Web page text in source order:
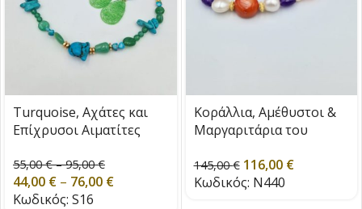
Turquoise, Αχάτες και
Επίχρυσοι Αιματίτες
55,00€ – 95,00€
44,00 € – 76,00 €
Κωδικός: S16
Κοράλλια, Αμέθυστοι &
Μαργαριτάρια του
145,00€ 116,00 €
Κωδικός: N440